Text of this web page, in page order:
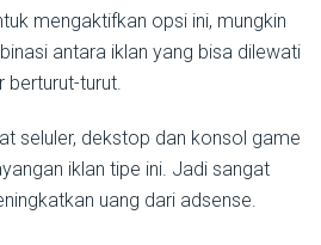
mengaktifkan opsi ini, mungkin
antara iklan yang bisa dilewati
berturut-turut.
seluler, dekstop dan konsol game
iklan tipe ini. Jadi sangat
uang dari adsense.